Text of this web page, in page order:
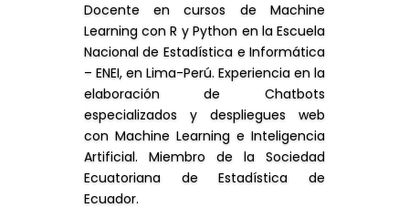
Docente en cursos de Machine
Learning con R y Python en la Escuela
Nacional de Estadística e Informática
– ENEI, en Lima-Perú. Experiencia en la
elaboración de Chatbots
especializados y despliegues web
con Machine Learning e Inteligencia
Artificial. Miembro de la Sociedad
Ecuatoriana de Estadística de
Ecuador.